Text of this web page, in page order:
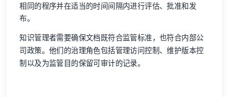
相同的程序并在适当的时间间隔内进行评估、批准和发
布。
知识管理者需要确保文档既符合监管标准，也符合内部公
司政策。他们的治理角色包括管理访问控制、维护版本控
制以及为监管目的保留可审计的记录。